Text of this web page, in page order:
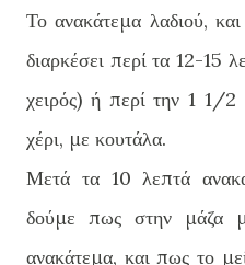
Το ανακάτεμα λαδιού,
διαρκέσει περί τα 12-15
χειρός) ή περί την 1 1/
χέρι, με κουτάλα.
Μετά τα 10 λεπτά
δούμε πως στην μάζα
ανακάτεμα, και πως το